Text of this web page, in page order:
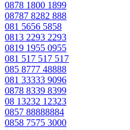
0878 1800 1899
08787 8282 888
081 5656 5858
0813 2293 2293
0819 1955 0955
081 517 517 517
085 8777 48888
081 33333 9096
0878 8339 8399
08 13232 12323
0857 88888884
0858 7575 3000